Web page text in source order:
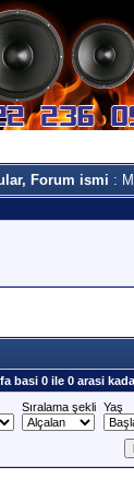
Forum ismi :
basi 0 ile 0 arasi
Sıralama şekli Yaş